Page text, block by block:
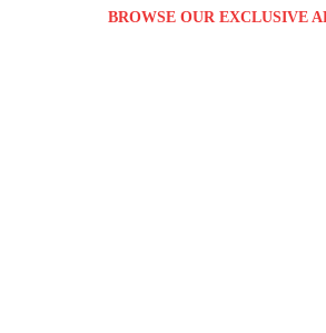
BROWSE OUR EXCLUSIVE